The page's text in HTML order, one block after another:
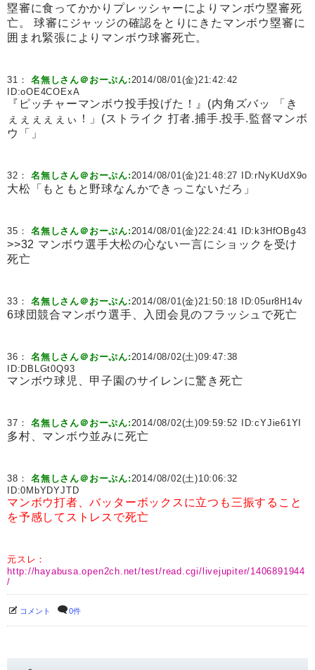
塁審に食ってかかりプレッシャーによりマンボウ塁審死
亡。 球審にジャッジの確認をとりにきたマンボウ塁審に
囲まれ緊張によりマンボウ球審死亡。
31：名無しさん＠おーぷん:2014/08/01(金)21:42:42
ID:oOE4COExA
『ピッチャーマンボウ投手投げた！』(内角ズバッ 「き
ぇぇぇぇぇぃ！」(ストライク 打者.捕手.投手.監督マンボ
ウ「」
32：名無しさん＠おーぷん:2014/08/01(金)21:48:27 ID:rNyKUdX9o
大松「もともと野球なんかできっこないだろ」
35：名無しさん＠おーぷん:2014/08/01(金)22:24:41 ID: k3HfOBg43
>>32 マンボウ選手大松の心ない一言にショックを受け
死亡
33：名無しさん＠おーぷん:2014/08/01(金)21:50:18 ID:05ur8H14v
6球団競合マンボウ選手、入団会見のフラッシュで死亡
36：名無しさん＠おーぷん:2014/08/02(土)09:47:38
ID: DBLGt0Q93
マンボウ球児、甲子園のサイレンに驚き死亡
37：名無しさん＠おーぷん:2014/08/02(土)09:59:52 ID:cYJie61YI
多村、マンボウ並みに死亡
38：名無しさん＠おーぷん:2014/08/02(土)10:06:32
ID:0MbYDYJTD
マンボウ打者、バッターボックスに立つも三振すること
を予感してストレスで死亡
元スレ：
http://hayabusa.open2ch.net/test/read.cgi/livejupiter/1406891944
/
コメント 0件